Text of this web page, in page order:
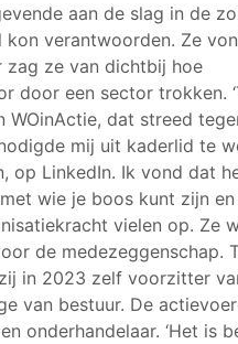
aan de slag in de
verantwoorden. Ze
zag ze van dichtbij hoe
door een sector trokken.
WOinActie, dat streed
mij uit kaderlid te
op LinkedIn. Ik vond dat
wie je boos kunt zijn
vielen op. Ze
de medezeggenschap.
in 2023 zelf voorzitter
van bestuur. De
onderhandelaar. ‘Het is